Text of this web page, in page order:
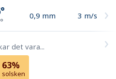
0,9 mm 3 m/s
det vara...
63%
solsken